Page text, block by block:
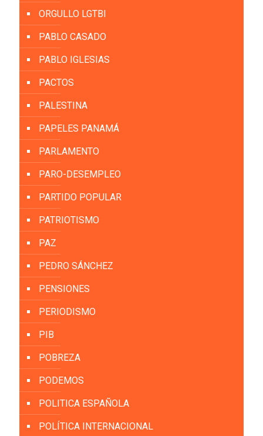
ORGULLO LGTBI
PABLO CASADO
PABLO IGLESIAS
PACTOS
PALESTINA
PAPELES PANAMÁ
PARLAMENTO
PARO-DESEMPLEO
PARTIDO POPULAR
PATRIOTISMO
PAZ
PEDRO SÁNCHEZ
PENSIONES
PERIODISMO
PIB
POBREZA
PODEMOS
POLITICA ESPAÑOLA
POLÍTICA INTERNACIONAL